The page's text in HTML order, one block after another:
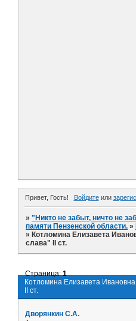
Привет, Гость! Войдитеили
»"Никто не забыт, ничто не
памяти Пензенской области. »
» Котломина Елизавета
слава" II ст.
Котломина Елизавета
II ст.
Страница:1
Дворянкин С.А.